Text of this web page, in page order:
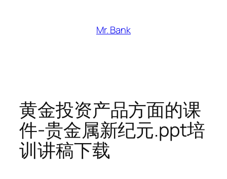
Mr. Bank
黄金投资产品方面的课
件-贵金属新纪元.ppt培
训讲稿下载